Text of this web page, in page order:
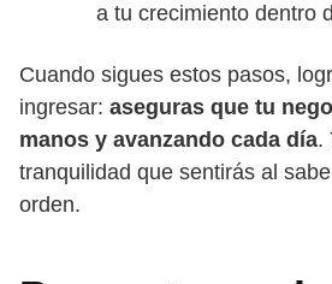
a tu crecimiento dentro
Cuando sigues estos pasos,
ingresar: aseguras que tu
manos y avanzando cada día.
tranquilidad que sentirás al
orden.